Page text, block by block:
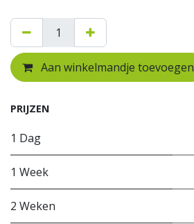
Aan winkelmandje toevoegen
PRIJZEN
1 Dag
1 Week
2 Weken